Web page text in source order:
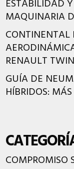
ESTABILIDAD
MAQUINARIA
CONTINENTAL
RENAULT
GUÍA DE
HÍBRIDOS:
COMPROMISO